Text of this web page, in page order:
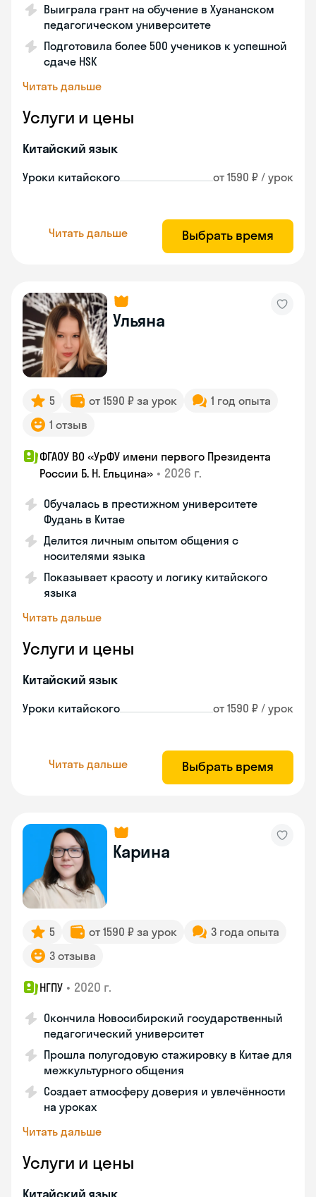
Выиграла грант на обучение в Хуананском
педагогическом университете
Подготовила более 500 учеников к успешной
сдаче HSK
Читать дальше
Услуги и цены
Китайский язык
Уроки китайского от 1590 ₽ / урок
Читать дальше Выбрать время
Ульяна
5 от 1590 ₽ за урок
1 год опыта
1 отзыв
ФГАОУ ВО «УрФУ имени первого Президента
России Б. Н. Ельцина» • 2026 г.
Обучалась в престижном университете
Фудань в Китае
Делится личным опытом общения с
носителями языка
Показывает красоту и логику китайского
языка
Читать дальше
Услуги и цены
Китайский язык
Уроки китайского от 1590 ₽ / урок
Читать дальше Выбрать время
Карина
5 от 1590 ₽ за урок
3 года опыта
3 отзыва
НГПУ • 2020 г.
Окончила Новосибирский государственный
педагогический университет
Прошла полугодовую стажировку в Китае для
межкультурного общения
Создает атмосферу доверия и увлечённости
на уроках
Читать дальше
Услуги и цены